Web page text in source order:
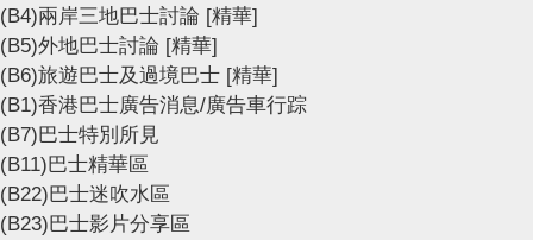
(B4)兩岸三地巴士討論 [精華]
(B5)外地巴士討論 [精華]
(B6)旅遊巴士及過境巴士 [精華]
(B1)香港巴士廣告消息/廣告車行踪
(B7)巴士特別所見
(B11)巴士精華區
(B22)巴士迷吹水區
(B23)巴士影片分享區